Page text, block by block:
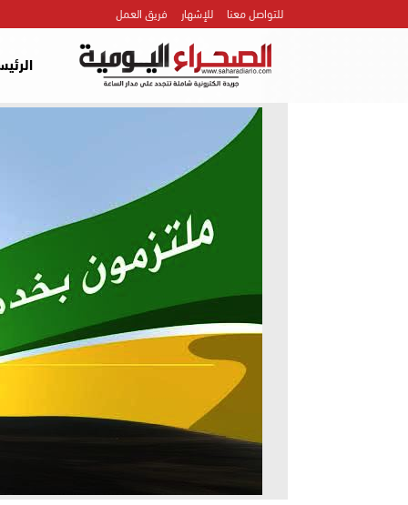
للتواصل معنا للإشهار فريق العمل